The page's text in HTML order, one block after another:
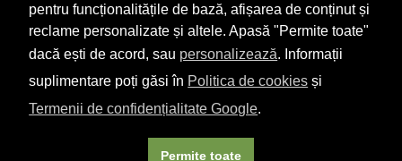
pentru funcționalitățile de bază, afișarea de conținut și
reclame personalizate și altele. Apasă "Permite toate"
dacă ești de acord, sau personalizează. Informații
suplimentare poți găsi în Politica de cookies și
Termenii de confidențialitate Google.
Permite toate